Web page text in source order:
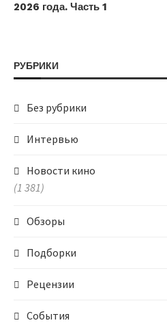
2026 года. Часть 1
РУБРИКИ
Без рубрики
Интервью
Новости кино
(1 381)
Обзоры
Подборки
Рецензии
События